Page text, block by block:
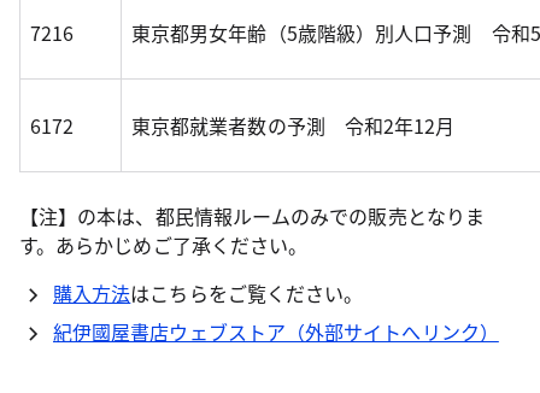
7216 東京都男女年齢（5歳階級）別人口予測 令和
6172 東京都就業者数の予測 令和2年12月
【注】の本は、都民情報ルームのみでの販売となりま
す。あらかじめご了承ください。
購入方法はこちらをご覧ください。
紀伊國屋書店ウェブストア（外部サイトへリンク）